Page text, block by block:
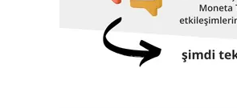
Gemisi, Nene Hatun Sondaj Gemisi,
birçok futbol stadyumu bunlardan
Klaslama, yasal sertifikasyon, test,